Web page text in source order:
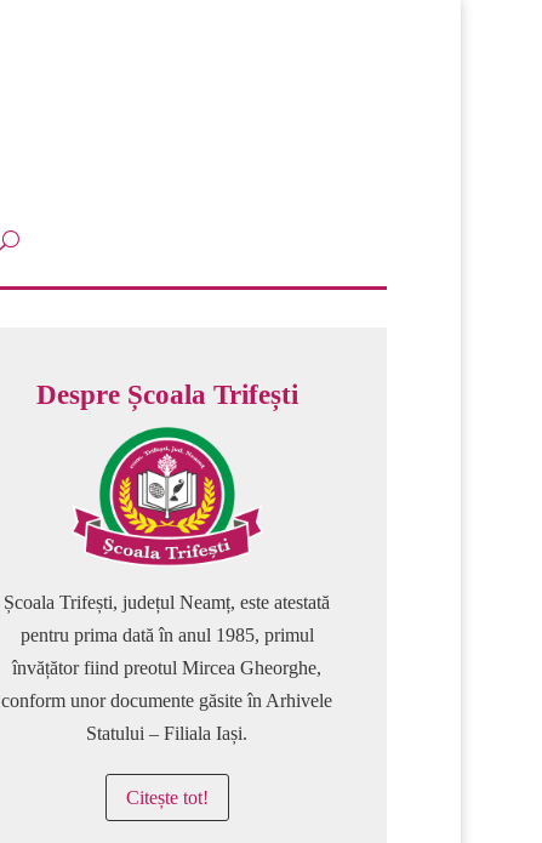
Despre Școala Trifești
Școala Trifești, județul Neamț, este atestată
pentru prima dată în anul 1985, primul
învățător fiind preotul Mircea Gheorghe,
conform unor documente găsite în Arhivele
Statului – Filiala Iași.
Citește tot!